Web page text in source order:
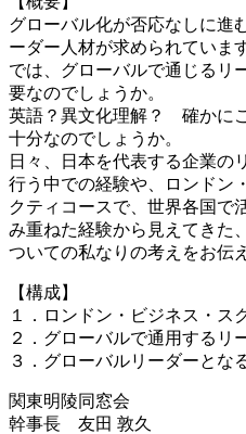
グローバル化が否応なしに進
ーダー人材が求められています
では、グローバルで通じるリ
要なのでしょうか。
英語？異文化理解？ 確かに
十分なのでしょうか。
日々、日本を代表する企業の
行う中での経験や、ロンドン
クティコースで、世界各国で
み重ねた経験から見えてきた
ついての私なりの考えをお伝
【構成】
１．ロンドン・ビジネス・ス
２．グローバルで通用するリ
３．グローバルリーダーとな
関東明陵同窓会
幹事長 友田 敦久